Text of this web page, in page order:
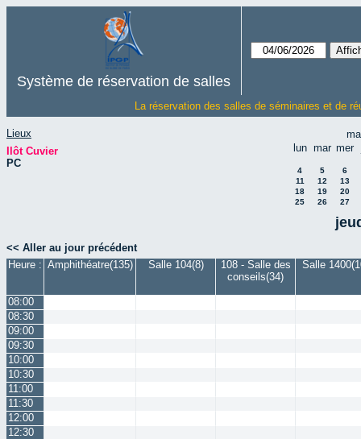
Système de réservation de salles
La réservation des salles de séminaires et de
Lieux
Ilôt Cuvier
PC
lun mar mer
4 5
6
11
12
13
18
19
20
25
26 27
<< Aller au jour précédent
Heure : Amphithéatre(135) Salle 104(8)
108 - Salle des
conseils(34)
Salle
08:00
08:30
09:00
09:30
10:00
10:30
11:00
11:30
12:00
12:30